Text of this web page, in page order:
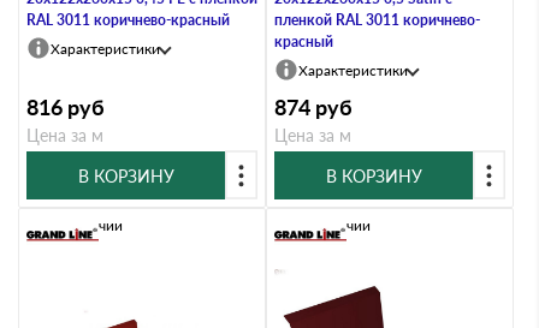
RAL 3011 коричнево-красный
Характеристики
816 руб
Цена за м
В КОРЗИНУ
пленкой RAL 3011 коричнево-
красный
Характеристики
874 руб
Цена за м
В КОРЗИНУ
В наличии В наличии